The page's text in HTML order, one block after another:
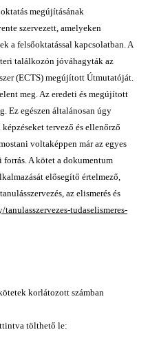
megújításának
szervezett, amelyeken
a felsőoktatással kapcsolatban. A
találkozón jóváhagyták az
(ECTS) megújított Útmutatóját.
meg. Az eredeti és megújított
Ez egészen általánosan úgy
tervező és ellenőrző
voltaképpen már az egyes
forrás. A kötet a dokumentum
elősegítő értelmező,
az elismerés és
tudaselismeres-
korlátozott számban
tölthető le: